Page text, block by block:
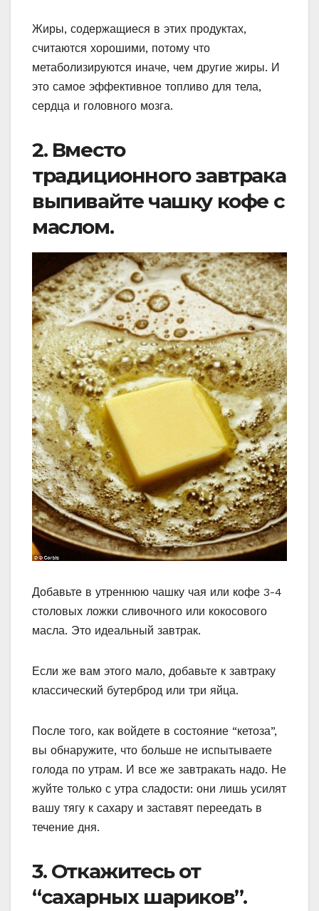
Жиры, содержащиеся в этих продуктах,
считаются хорошими, потому что
метаболизируются иначе, чем другие жиры. И
это самое эффективное топливо для тела,
сердца и головного мозга.
2. Вместо
традиционного завтрака
выпивайте чашку кофе с
маслом.
Добавьте в утреннюю чашку чая или кофе 3-4
столовых ложки сливочного или кокосового
масла. Это идеальный завтрак.
Если же вам этого мало, добавьте к завтраку
классический бутерброд или три яйца.
После того, как войдете в состояние “кетоза”,
вы обнаружите, что больше не испытываете
голода по утрам. И все же завтракать надо. Не
жуйте только с утра сладости: они лишь усилят
вашу тягу к сахару и заставят переедать в
течение дня.
3. Откажитесь от
“сахарных шариков”.